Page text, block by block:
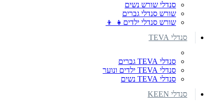
סנדלי שורש נשים
שורש סנדלי גברים
שורש סנדלי ילדים👧 👦
סנדלי TEVA
סנדלי TEVA גברים
סנדלי TEVA ילדים ונוער
סנדלי TEVA נשים
סנדלי KEEN